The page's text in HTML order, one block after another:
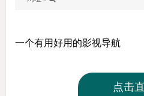
一个有用好用的影视导航
点击